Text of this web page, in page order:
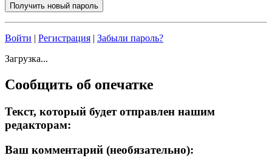
Войти | Регистрация | Забыли пароль?
Загрузка...
Сообщить об опечатке
Текст, который будет отправлен нашим
редакторам:
Ваш комментарий (необязательно):